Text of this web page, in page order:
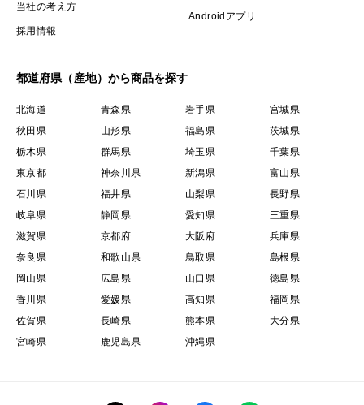
当社の考え方
採用情報
Androidアプリ
都道府県（産地）から商品を探す
北海道 青森県 岩手県
宮城県
秋田県
山形県 福島県
茨城県
栃木県
群馬県 埼玉県
千葉県
東京都
神奈川県 新潟県
富山県
石川県
福井県 山梨県
長野県
岐阜県
静岡県 愛知県
三重県
滋賀県
京都府 大阪府
兵庫県
奈良県
和歌山県 鳥取県
島根県
岡山県
広島県 山口県
徳島県
香川県
愛媛県 高知県
福岡県
佐賀県
長崎県 熊本県
大分県
宮崎県
鹿児島県 沖縄県